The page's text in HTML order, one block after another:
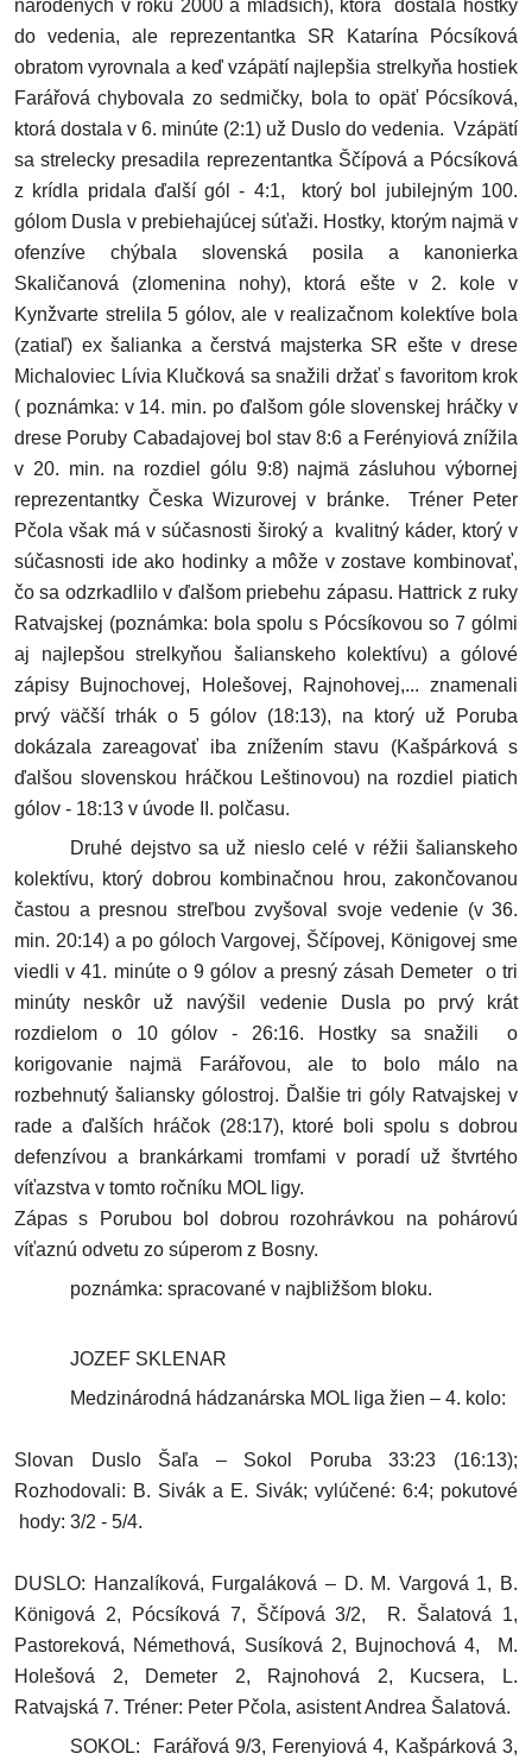
narodených v roku 2000 a mladších), ktorá dostala hostky
do vedenia, ale reprezentantka SR Katarína Pócsíková
obratom vyrovnala a keď vzápätí najlepšia strelkyňa hostiek
Farářová chybovala zo sedmičky, bola to opäť Pócsíková,
ktorá dostala v 6. minúte (2:1) už Duslo do vedenia. Vzápätí
sa strelecky presadila reprezentantka Ščípová a Pócsíková
z krídla pridala ďalší gól - 4:1, ktorý bol jubilejným 100.
gólom Dusla v prebiehajúcej súťaži. Hostky, ktorým najmä v
ofenzíve chýbala slovenská posila a kanonierka
Skaličanová (zlomenina nohy), ktorá ešte v 2. kole v
Kynžvarte strelila 5 gólov, ale v realizačnom kolektíve bola
(zatiaľ) ex šalianka a čerstvá majsterka SR ešte v drese
Michaloviec Lívia Klučková sa snažili držať s favoritom krok
( poznámka: v 14. min. po ďalšom góle slovenskej hráčky v
drese Poruby Cabadajovej bol stav 8:6 a Ferényiová znížila
v 20. min. na rozdiel gólu 9:8) najmä zásluhou výbornej
reprezentantky Česka Wizurovej v bránke. Tréner Peter
Pčola však má v súčasnosti široký a kvalitný káder, ktorý v
súčasnosti ide ako hodinky a môže v zostave kombinovať,
čo sa odzrkadlilo v ďalšom priebehu zápasu. Hattrick z ruky
Ratvajskej (poznámka: bola spolu s Pócsíkovou so 7 gólmi
aj najlepšou strelkyňou šalianskeho kolektívu) a gólové
zápisy Bujnochovej, Holešovej, Rajnohovej,... znamenali
prvý väčší trhák o 5 gólov (18:13), na ktorý už Poruba
dokázala zareagovať iba znížením stavu (Kašpárková s
ďalšou slovenskou hráčkou Leštinovou) na rozdiel piatich
gólov - 18:13 v úvode II. polčasu.
Druhé dejstvo sa už nieslo celé v réžii šalianskeho
kolektívu, ktorý dobrou kombinačnou hrou, zakončovanou
častou a presnou streľbou zvyšoval svoje vedenie (v 36.
min. 20:14) a po góloch Vargovej, Ščípovej, Königovej sme
viedli v 41. minúte o 9 gólov a presný zásah Demeter o tri
minúty neskôr už navýšil vedenie Dusla po prvý krát
rozdielom o 10 gólov - 26:16. Hostky sa snažili o
korigovanie najmä Farářovou, ale to bolo málo na
rozbehnutý šaliansky gólostroj. Ďalšie tri góly Ratvajskej v
rade a ďalších hráčok (28:17), ktoré boli spolu s dobrou
defenzívou a brankárkami tromfami v poradí už štvrtého
víťazstva v tomto ročníku MOL ligy.
Zápas s Porubou bol dobrou rozohrávkou na pohárovú
víťaznú odvetu zo súperom z Bosny.
poznámka: spracované v najbližšom bloku.
JOZEF SKLENAR
Medzinárodná hádzanárska MOL liga žien – 4. kolo:
Slovan Duslo Šaľa – Sokol Poruba 33:23 (16:13);
Rozhodovali: B. Sivák a E. Sivák; vylúčené: 6:4; pokutové
hody: 3/2 - 5/4.
DUSLO: Hanzalíková, Furgaláková – D. M. Vargová 1, B.
Königová 2, Pócsíková 7, Ščípová 3/2, R. Šalatová 1,
Pastoreková, Némethová, Susíková 2, Bujnochová 4, M.
Holešová 2, Demeter 2, Rajnohová 2, Kucsera, L.
Ratvajská 7. Tréner: Peter Pčola, asistent Andrea Šalatová.
SOKOL: Farářová 9/3, Ferenyiová 4, Kašpárková 3,